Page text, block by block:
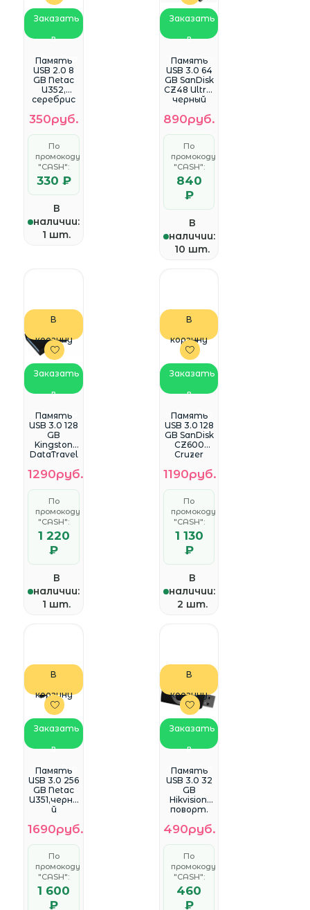
Заказать
в
WhatsApp
Память
USB 2.0 8
GB Netac
U352,
серебрис
(NT03U352
N-008G-
20PN)
350руб.
По
промокоду
"CASH":
330 ₽
В
наличии:
1 шт.
Заказать
в
WhatsApp
Память
USB 3.0 64
GB SanDisk
CZ48 Ultra,
черный
064G-U46)
890руб.
По
промокоду
"CASH":
840
₽
В
наличии:
10 шт.
В
корзину
Заказать
в
WhatsApp
Память
USB 3.0 128
GB
Kingston
DataTravel
MicroDuo
3 G2+
microUSB
(Android/O
TG)
(DTDUO3G
2/128GB)
1290руб.
По
промокоду
"CASH":
1 220
₽
В
наличии:
1 шт.
В
корзину
Заказать
в
WhatsApp
Память
USB 3.0 128
GB SanDisk
CZ600
Cruzer
черный/
красный
(SDCZ600-
128G-G35)
1190руб.
По
промокоду
"CASH":
1 130
₽
В
наличии:
2 шт.
В
корзину
Заказать
в
WhatsApp
Память
USB 3.0 256
GB Netac
U351,черны
й
-256G-
30BK)
1690руб.
По
промокоду
"CASH":
1 600
₽
В
корзину
Заказать
в
WhatsApp
Память
USB 3.0 32
GB
Hikvision,
поворт.
(HS-USB-
M200S(ST
D)/32G/U3/
EN/T)
490руб.
По
промокоду
"CASH":
460
₽